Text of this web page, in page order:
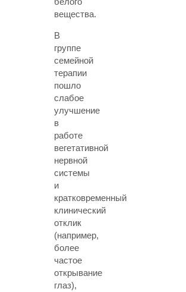
вещества.
В
группе
семейной
терапии
пошло
слабое
улучшение
в
работе
вегетативной
нервной
системы
и
кратковременный
клинический
отклик
(например,
более
частое
открывание
глаз),